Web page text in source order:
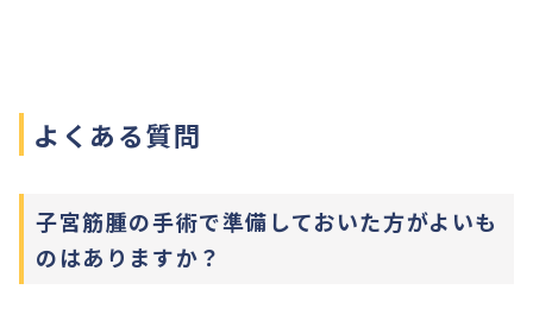
よくある質問
子宮筋腫の手術で準備しておいた方がよいも
のはありますか？